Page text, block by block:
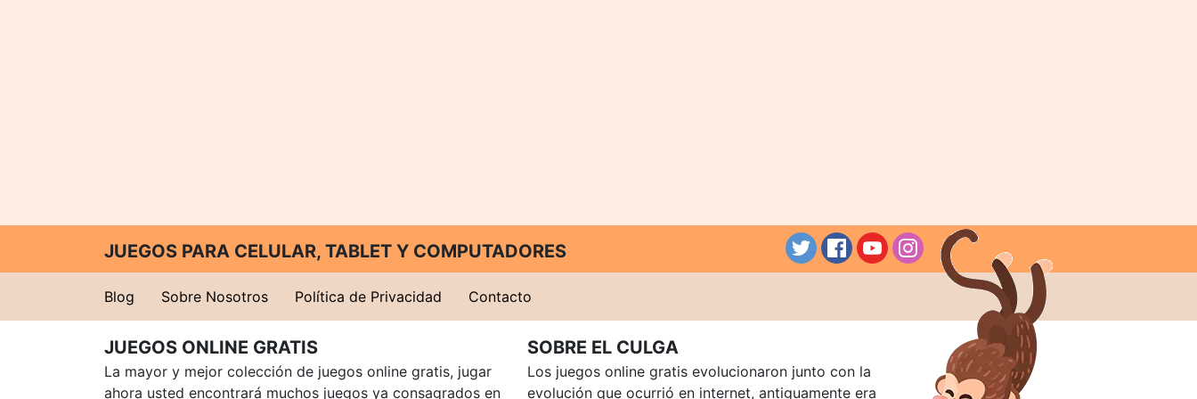
JUEGOS PARA CELULAR, TABLET Y COMPUTADORES
Blog Sobre Nosotros Política de Privacidad Contacto
JUEGOS ONLINE GRATIS
La mayor y mejor colección de juegos online gratis, jugar
ahora usted encontrará muchos juegos ya consagrados en
SOBRE EL CULGA
Los juegos online gratis evolucionaron junto con la
evolución que ocurrió en internet, antiguamente era